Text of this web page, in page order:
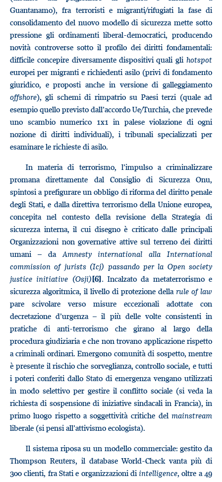
Guantanamo), fra terroristi e migranti/rifugiati la fase di
consolidamento del nuovo modello di sicurezza mette sotto
pressione gli ordinamenti liberal-democratici, producendo
novità controverse sotto il profilo dei diritti fondamentali:
difficile concepire diversamente dispositivi quali gli hotspot
europei per migranti e richiedenti asilo (privi di fondamento
giuridico, e proposti anche in versione di galleggiamento
offshore), gli schemi di rimpatrio su Paesi terzi (quale ad
esempio quello previsto dall’accordo Ue/Turchia, che prevede
uno scambio numerico 1x1 in palese violazione di ogni
nozione di diritti individuali), i tribunali specializzati per
esaminare le richieste di asilo.
In materia di terrorismo, l’impulso a criminalizzare
promana direttamente dal Consiglio di Sicurezza Onu,
spintosi a prefigurare un obbligo di riforma del diritto penale
degli Stati, e dalla direttiva terrorismo della Unione europea,
concepita nel contesto della revisione della Strategia di
sicurezza interna, il cui disegno è criticato dalle principali
Organizzazioni non governative attive sul terreno dei diritti
umani – da Amnesty international alla International
commission of jurists (Icj) passando per la Open society
justice initiative (Osji)[6].Incalzato da metaterrorismo e
sicurezza algoritmica, il livello di protezione della rule of law
pare scivolare verso misure eccezionali adottate con
decretazione d’urgenza – il più delle volte consistenti in
pratiche di anti-terrorismo che girano al largo della
procedura giudiziaria e che non trovano applicazione rispetto
a criminali ordinari. Emergono comunità di sospetto, mentre
è presente il rischio che sorveglianza, controllo sociale, e tutti
i poteri conferiti dallo Stato di emergenza vengano utilizzati
in modo selettivo per gestire il conflitto sociale (si veda la
richiesta di sospensione di iniziative sindacali in Francia), in
primo luogo rispetto a soggettività critiche del mainstream
liberale (si pensi all’attivismo ecologista).
Il sistema riposa su un modello commerciale: gestito da
Thompson Reuters, il database World-Check vanta più di
300 clienti, fra Stati e organizzazioni diintelligence, oltre a 49